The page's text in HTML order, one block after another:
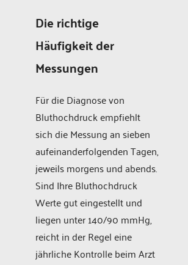
Die richtige
Häufigkeit der
Messungen
Für die Diagnose von
Bluthochdruck empfiehlt
sich die Messung an sieben
aufeinanderfolgenden Tagen,
jeweils morgens und abends.
Sind Ihre Bluthochdruck
Werte gut eingestellt und
liegen unter 140/90 mmHg,
reicht in der Regel eine
jährliche Kontrolle beim Arzt